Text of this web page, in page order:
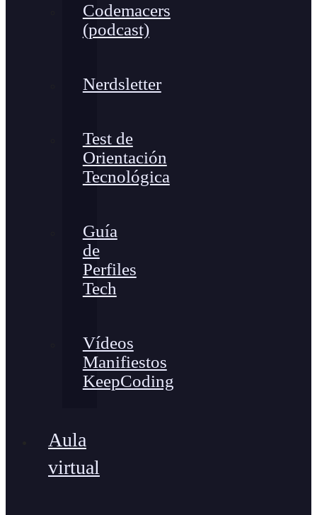
Codemacers
(podcast)
Nerdsletter
Test de
Orientación
Tecnológica
Guía
de
Perfiles
Tech
Vídeos
Manifiestos
KeepCoding
Aula
virtual